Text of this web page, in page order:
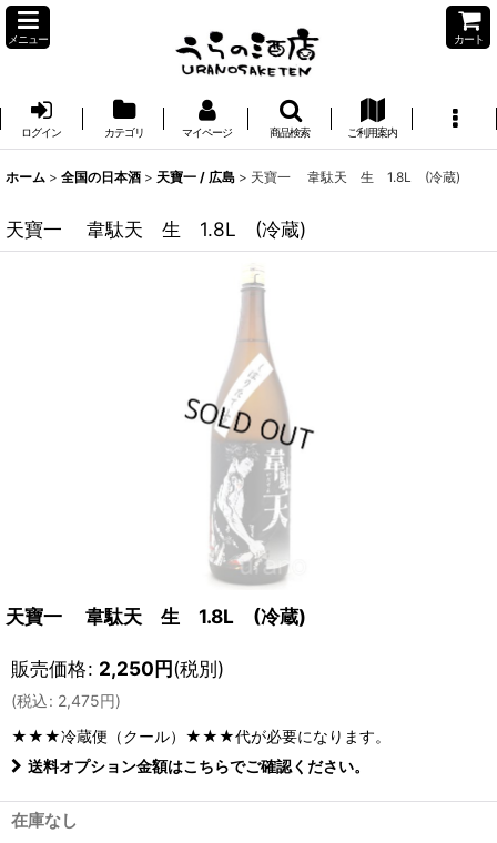
メニュー カート
ログイン カテゴリ マイページ 商品検索 ご利用案内
ホーム > 全国の日本酒 > 天寶一 / 広島 > 天寶一 韋駄天 生 1.8L (冷蔵)
天寶一 韋駄天 生 1.8L (冷蔵)
天寶一 韋駄天 生 1.8L (冷蔵)
販売価格: 2,250円(税別)
(税込: 2,475円)
★★★冷蔵便（クール）★★★代が必要になります。
送料オプション金額はこちらでご確認ください。
在庫なし